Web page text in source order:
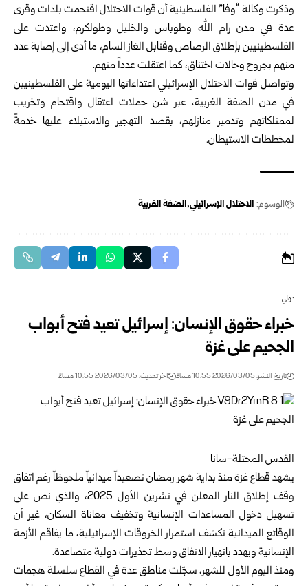
وذكرت وكالة “وفا” الفلسطينية أن قوات الاحتلال اقتحمت بلدات وقرى
عدة في مدن رام الله وطوباس والخليل وطولكرم، واعتدت على
الفلسطينيين بإطلاق الرصاص وقنابل الغاز السام، ما أدى إلى إصابة عدد
منهم بجروح وحالات اختناق، كما اعتقلت عدداً منهم.
وتواصل قوات الاحتلال الإسرائيلي اعتداءاتها اليومية على الفلسطينيين
في مدن الضفة الغربية، عبر شن حملات اعتقال واقتحام وتخريب
لممتلكاتهم وتدمير منازلهم، بقصد التهجير والاستيلاء عليها خدمةً
لمخططات الاستيطان.
الوسوم: الاحتلال الإسرائيلي الضفة الغربية
دولي
خبراء حقوق الإنسان: إسرائيل تعيد فتح أبواب
الجحيم على غزة
تاريخ النشر: 2026/03/05 10:55 مساءً اخر تحديث: 2026/03/05 10:55 مساءً
القدس المحتلة-سانا
يشهد قطاع غزة منذ بداية شهر رمضان تصعيداً ميدانياً ملحوظاً رغم اتفاق
وقف إطلاق النار المعلن في تشرين الأول 2025، والذي نص على
تسهيل دخول المساعدات الإنسانية وتخفيف معاناة السكان، غير أن
الوقائع الميدانية تكشف استمرار الخروقات الإسرائيلية، ما يفاقم الأزمة
الإنسانية ويهدد بانهيار الاتفاق وسط تحذيرات دولية متصاعدة.
ومنذ اليوم الأول للشهر، سجّلت مناطق عدة في القطاع سلسلة هجمات